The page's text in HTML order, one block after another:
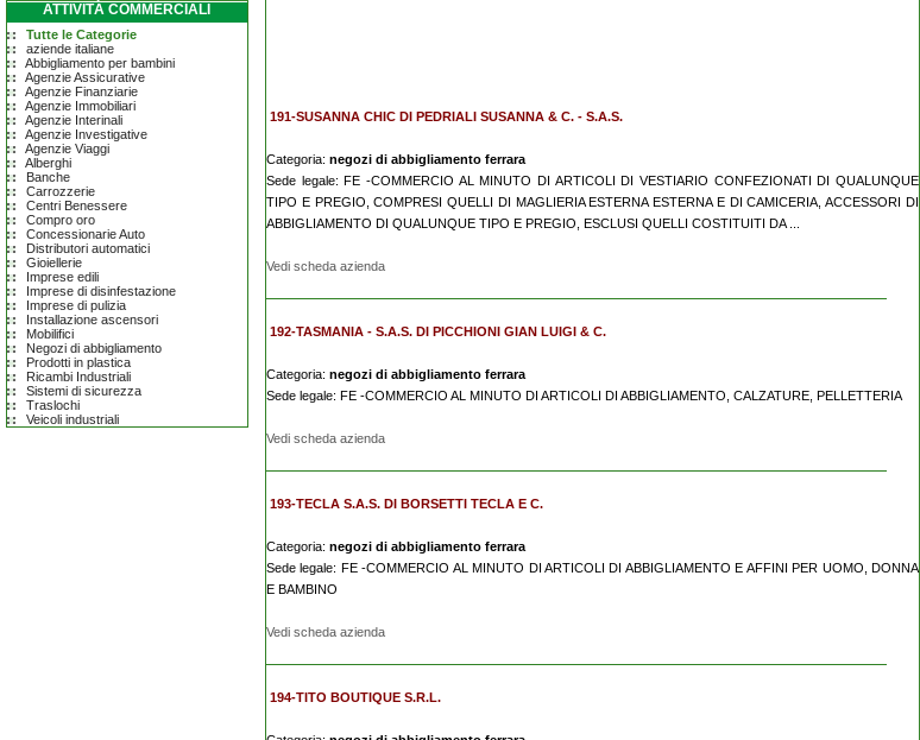
ATTIVITÀ COMMERCIALI
Tutte le Categorie
aziende italiane
Abbigliamento per bambini
Agenzie Assicurative
Agenzie Finanziarie
Agenzie Immobiliari
Agenzie Interinali
Agenzie Investigative
Agenzie Viaggi
Alberghi
Banche
Carrozzerie
Centri Benessere
Compro oro
Concessionarie Auto
Distributori automatici
Gioiellerie
Imprese edili
Imprese di disinfestazione
Imprese di pulizia
Installazione ascensori
Mobilifici
Negozi di abbigliamento
Prodotti in plastica
Ricambi Industriali
Sistemi di sicurezza
Traslochi
Veicoli industriali
191-SUSANNA CHIC DI PEDRIALI SUSANNA & C. - S.A.S.
Categoria: negozi di abbigliamento ferrara
Sede legale: FE -COMMERCIO AL MINUTO DI ARTICOLI DI VESTIARIO CONFEZIONATI DI QUALUNQUE
TIPO E PREGIO, COMPRESI QUELLI DI MAGLIERIA ESTERNA ESTERNA E DI CAMICERIA, ACCESSORI DI
ABBIGLIAMENTO DI QUALUNQUE TIPO E PREGIO, ESCLUSI QUELLI COSTITUITI DA ...
Vedi scheda azienda
192-TASMANIA - S.A.S. DI PICCHIONI GIAN LUIGI & C.
Categoria: negozi di abbigliamento ferrara
Sede legale: FE -COMMERCIO AL MINUTO DI ARTICOLI DI ABBIGLIAMENTO, CALZATURE, PELLETTERIA
Vedi scheda azienda
193-TECLA S.A.S. DI BORSETTI TECLA E C.
Categoria: negozi di abbigliamento ferrara
Sede legale: FE -COMMERCIO AL MINUTO DI ARTICOLI DI ABBIGLIAMENTO E AFFINI PER UOMO, DONNA
E BAMBINO
Vedi scheda azienda
194-TITO BOUTIQUE S.R.L.